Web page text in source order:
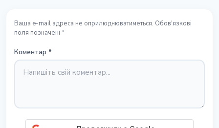
Ваша e-mail адреса не оприлюднюватиметься. Обов'язкові
поля позначені *
Коментар *